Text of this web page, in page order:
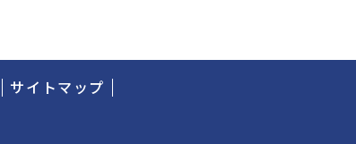
サイトマップ